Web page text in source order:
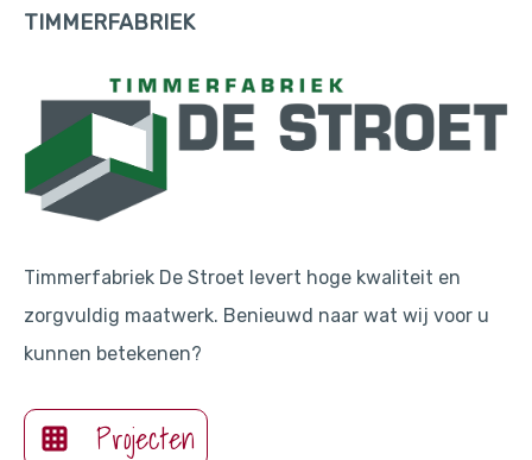
TIMMERFABRIEK
Timmerfabriek De Stroet levert hoge kwaliteit en
zorgvuldig maatwerk. Benieuwd naar wat wij voor u
kunnen betekenen?
Projecten